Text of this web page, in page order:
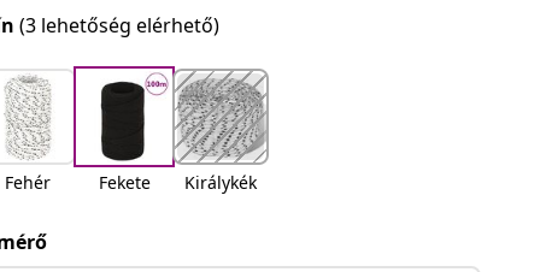
(3 lehetőség elérhető)
Fehér Fekete Királykék